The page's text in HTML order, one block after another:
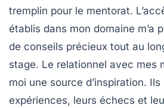
tremplin pour le mentorat.
établis dans mon domaine m’a
de conseils précieux tout au
stage. Le relationnel avec mes
moi une source d’inspiration. Ils
expériences, leurs échecs et